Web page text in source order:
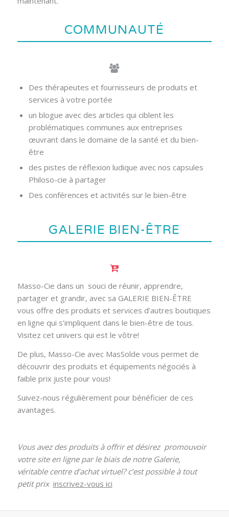
COMMUNAUTÉ
Des thérapeutes et fournisseurs de produits et
services à votre portée
un blogue avec des articles qui ciblent les
problématiques communes aux entreprises
œuvrant dans le domaine de la santé et du bien-
être
des pistes de réflexion ludique avec nos capsules
Philoso-cie à partager
Des conférences et activités sur le bien-être
GALERIE BIEN-ÊTRE
Masso-Cie dans un souci de réunir, apprendre,
partager et grandir, avec sa GALERIE BIEN-ÊTRE
vous offre des produits et services d’autres boutiques
en ligne qui s’impliquent dans le bien-être de tous.
Visitez cet univers qui est le vôtre!
De plus, Masso-Cie avec MasSolde vous permet de
découvrir des produits et équipements négociés à
faible prix juste pour vous!
Suivez-nous régulièrement pour bénéficier de ces
avantages.
Vous avez des produits à offrir et désirez promouvoir
votre site en ligne par le biais de notre Galerie,
véritable centre d’achat virtuel? c’est possible à tout
petit prix inscrivez-vous ici